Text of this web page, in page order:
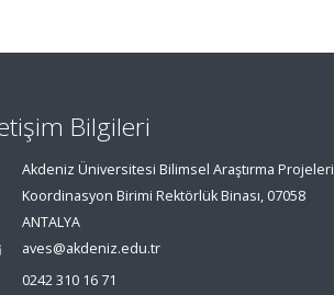
Bilgileri
Akdeniz Üniversitesi Bilimsel Araştırma Projeleri
Koordinasyon Birimi Rektörlük Binası, 07058
ANTALYA
aves@akdeniz.edu.tr
0242 310 16 71